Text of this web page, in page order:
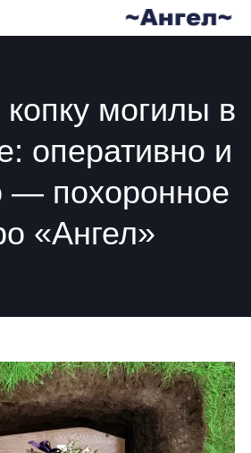
копку могилы в
оперативно и
— похоронное
«Ангел»